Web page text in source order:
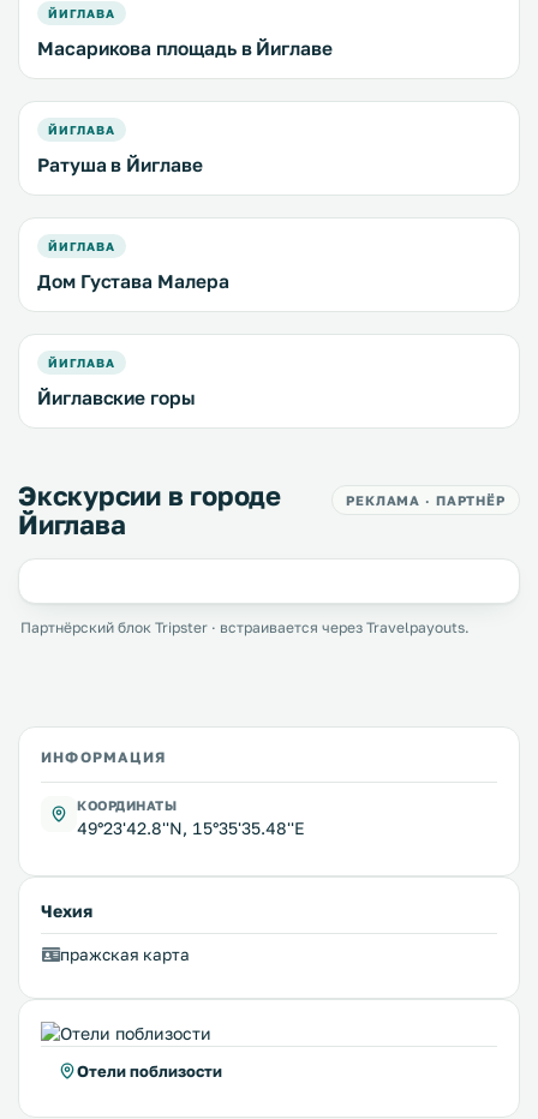
ЙИГЛАВА
Масарикова площадь в Йиглаве
ЙИГЛАВА
Ратуша в Йиглаве
ЙИГЛАВА
Дом Густава Малера
ЙИГЛАВА
Йиглавские горы
Экскурсии в городе
Йиглава
РЕКЛАМА · ПАРТНЁР
Партнёрский блок Tripster · встраивается через Travelpayouts.
ИНФОРМАЦИЯ
КООРДИНАТЫ
49°23'42.8''N, 15°35'35.48''E
Чехия
пражская карта
Отели поблизости